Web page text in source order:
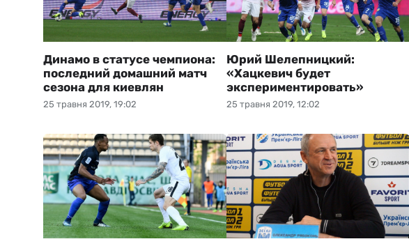
25 травня 2019, 19:02
Динамо в статусе чемпиона:
последний домашний матч
сезона для киевлян
25 травня 2019, 12:02
Юрий Шелепницкий:
«Хацкевич будет
экспериментировать»